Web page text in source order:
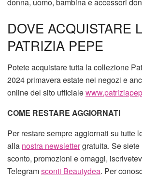
DOVE ACQUISTARE
PATRIZIA PEPE
Potete acquistare tutta la collezione
2024 primavera estate nei negozi e
online del sito ufficiale
COME RESTARE AGGIORNATI
Per restare sempre aggiornati su tutte
alla nostra newslettergratuita. Se siete
sconto, promozioni e omaggi,
Telegramsconti Beautydea. Per